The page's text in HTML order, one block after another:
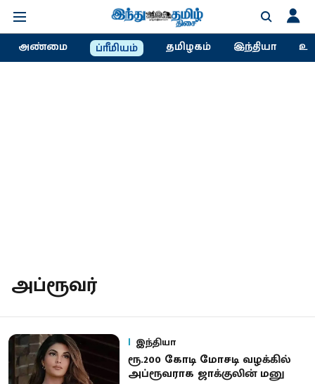
அண்மை ப்ரீமியம் தமிழகம் இந்தியா
அப்ரூவர்
இந்தியா
ரூ.200 கோடி மோசடி வழக்கில்
அப்ரூவராக ஜாக்குலின் மனு